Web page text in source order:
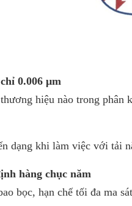
0.006 μm
hiệu nào trong phân
dạng khi làm việc với tải
hàng chục năm
bọc, hạn chế tối đa ma